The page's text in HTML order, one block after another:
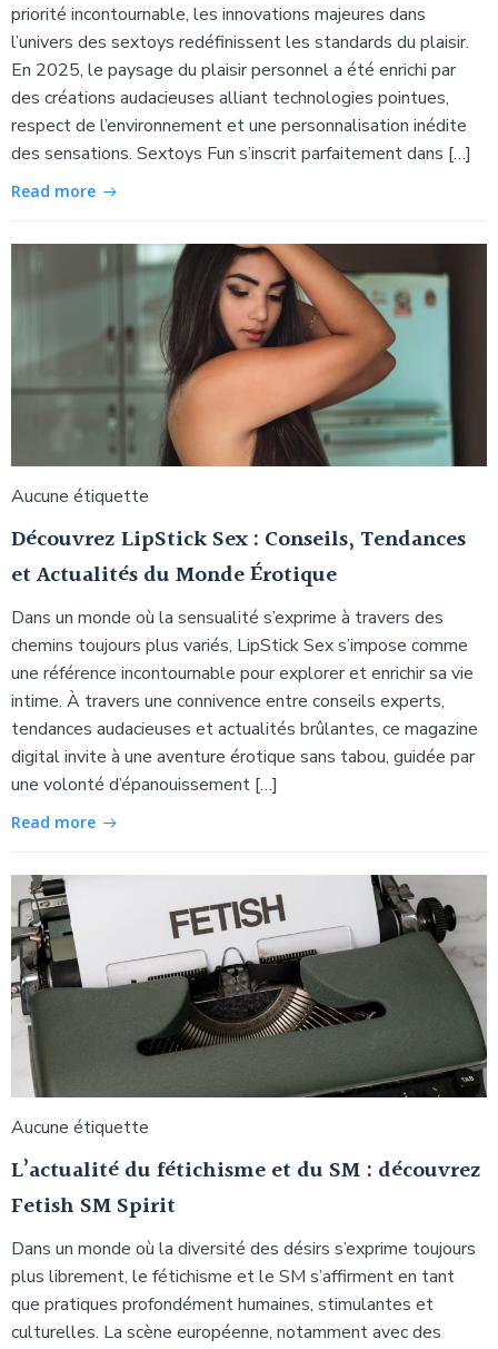
priorité incontournable, les innovations majeures dans
l’univers des sextoys redéfinissent les standards du plaisir.
En 2025, le paysage du plaisir personnel a été enrichi par
des créations audacieuses alliant technologies pointues,
respect de l’environnement et une personnalisation inédite
des sensations. Sextoys Fun s’inscrit parfaitement dans […]
Read more
Aucune étiquette
Découvrez LipStick Sex : Conseils, Tendances
et Actualités du Monde Érotique
Dans un monde où la sensualité s’exprime à travers des
chemins toujours plus variés, LipStick Sex s’impose comme
une référence incontournable pour explorer et enrichir sa vie
intime. À travers une connivence entre conseils experts,
tendances audacieuses et actualités brûlantes, ce magazine
digital invite à une aventure érotique sans tabou, guidée par
une volonté d’épanouissement […]
Read more
Aucune étiquette
L’actualité du fétichisme et du SM : découvrez
Fetish SM Spirit
Dans un monde où la diversité des désirs s’exprime toujours
plus librement, le fétichisme et le SM s’affirment en tant
que pratiques profondément humaines, stimulantes et
culturelles. La scène européenne, notamment avec des